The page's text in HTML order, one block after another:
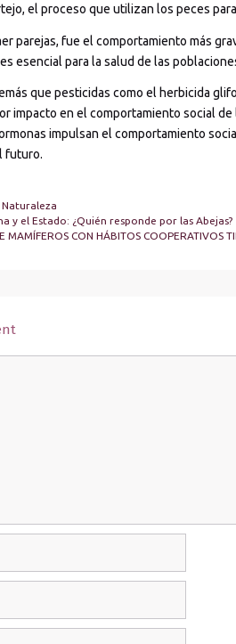
el proceso que utilizan los peces para
parejas, fue el comportamiento más
esencial para la salud de las
que pesticidas como el herbicida
impacto en el comportamiento social
impulsan el comportamiento
futuro.
Naturaleza
y el Estado: ¿Quién responde por las Abejas?
MAMÍFEROS CON HÁBITOS COOPERATIVOS